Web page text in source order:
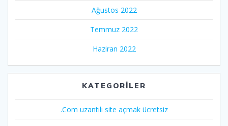
Ağustos 2022
Temmuz 2022
Haziran 2022
KATEGORILER
.Com uzantılı site açmak ücretsiz